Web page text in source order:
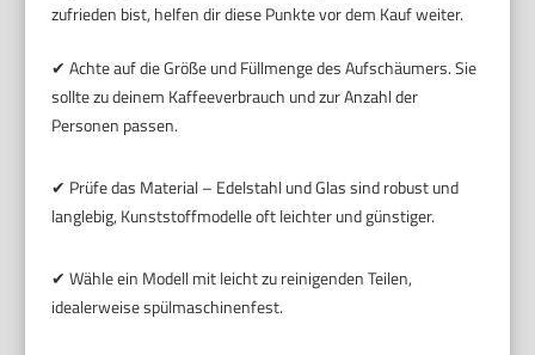
zufrieden bist, helfen dir diese Punkte vor dem Kauf weiter.
✔ Achte auf die Größe und Füllmenge des Aufschäumers. Sie
sollte zu deinem Kaffeeverbrauch und zur Anzahl der
Personen passen.
✔ Prüfe das Material – Edelstahl und Glas sind robust und
langlebig, Kunststoffmodelle oft leichter und günstiger.
✔ Wähle ein Modell mit leicht zu reinigenden Teilen,
idealerweise spülmaschinenfest.